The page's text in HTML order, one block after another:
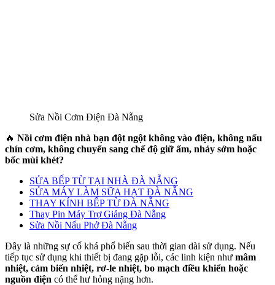
Sửa Nồi Cơm Điện Đà Nẵng
🔥 Nồi cơm điện nhà bạn đột ngột không vào điện, không nấu
chín cơm, không chuyển sang chế độ giữ ấm, nhảy sớm hoặc
bốc mùi khét?
SỬA BẾP TỪ TẠI NHÀ ĐÀ NẴNG
SỬA MÁY LÀM SỮA HẠT ĐÀ NẴNG
THAY KÍNH BẾP TỪ ĐÀ NẴNG
Thay Pin Máy Trợ Giảng Đà Nẵng
Sửa Nồi Nấu Phở Đà Nẵng
Đây là những sự cố khá phổ biến sau thời gian dài sử dụng. Nếu
tiếp tục sử dụng khi thiết bị đang gặp lỗi, các linh kiện như mâm
nhiệt, cảm biến nhiệt, rơ-le nhiệt, bo mạch điều khiển hoặc
nguồn điện có thể hư hỏng nặng hơn.